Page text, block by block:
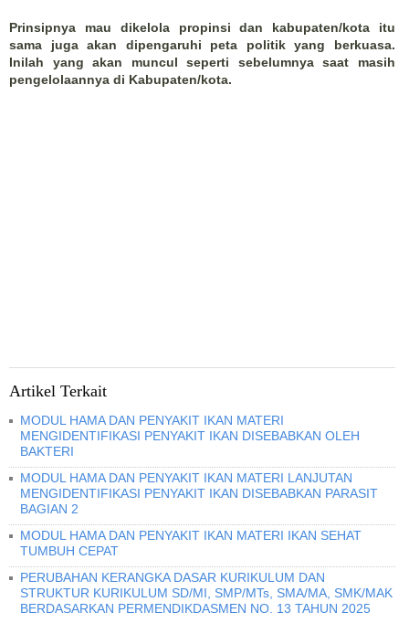
Prinsipnya mau dikelola propinsi dan kabupaten/kota itu
sama juga akan dipengaruhi peta politik yang berkuasa.
Inilah yang akan muncul seperti sebelumnya saat masih
pengelolaannya di Kabupaten/kota.
Artikel Terkait
MODUL HAMA DAN PENYAKIT IKAN MATERI
MENGIDENTIFIKASI PENYAKIT IKAN DISEBABKAN OLEH
BAKTERI
MODUL HAMA DAN PENYAKIT IKAN MATERI LANJUTAN
MENGIDENTIFIKASI PENYAKIT IKAN DISEBABKAN PARASIT
BAGIAN 2
MODUL HAMA DAN PENYAKIT IKAN MATERI IKAN SEHAT
TUMBUH CEPAT
PERUBAHAN KERANGKA DASAR KURIKULUM DAN
STRUKTUR KURIKULUM SD/MI, SMP/MTs, SMA/MA, SMK/MAK
BERDASARKAN PERMENDIKDASMEN NO. 13 TAHUN 2025